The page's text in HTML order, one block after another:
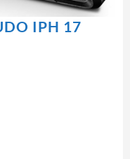
IPH 17